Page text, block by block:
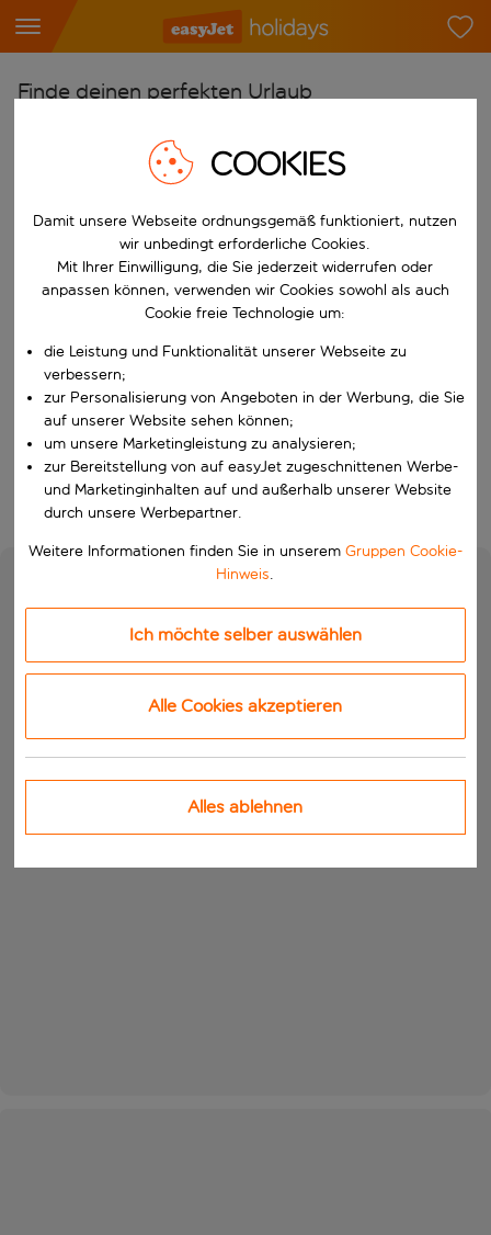
Finde deinen perfekten Urlaub
Flughafen wählen
Beginne mit der Eingabe für die automatische
Reiseziel wählen
Nach
Wähle ein Ab- und Rückflugdatum aus.
Reisezeitraum wählen
Wann
Wer
Suchen
COOKIES
Damit unsere Webseite ordnungsgemäß funktioniert, nutzen
wir unbedingt erforderliche Cookies.
Mit Ihrer Einwilligung, die Sie jederzeit widerrufen oder
anpassen können, verwenden wir Cookies sowohl als auch
Cookie freie Technologie um:
die Leistung und Funktionalität unserer Webseite zu
verbessern;
zur Personalisierung von Angeboten in der Werbung, die Sie
auf unserer Website sehen können;
um unsere Marketingleistung zu analysieren;
zur Bereitstellung von auf easyJet zugeschnittenen Werbe-
und Marketinginhalten auf und außerhalb unserer Website
durch unsere Werbepartner.
Weitere Informationen finden Sie in unserem Gruppen Cookie-
Hinweis.
Ich möchte selber auswählen
Alle Cookies akzeptieren
Alles ablehnen